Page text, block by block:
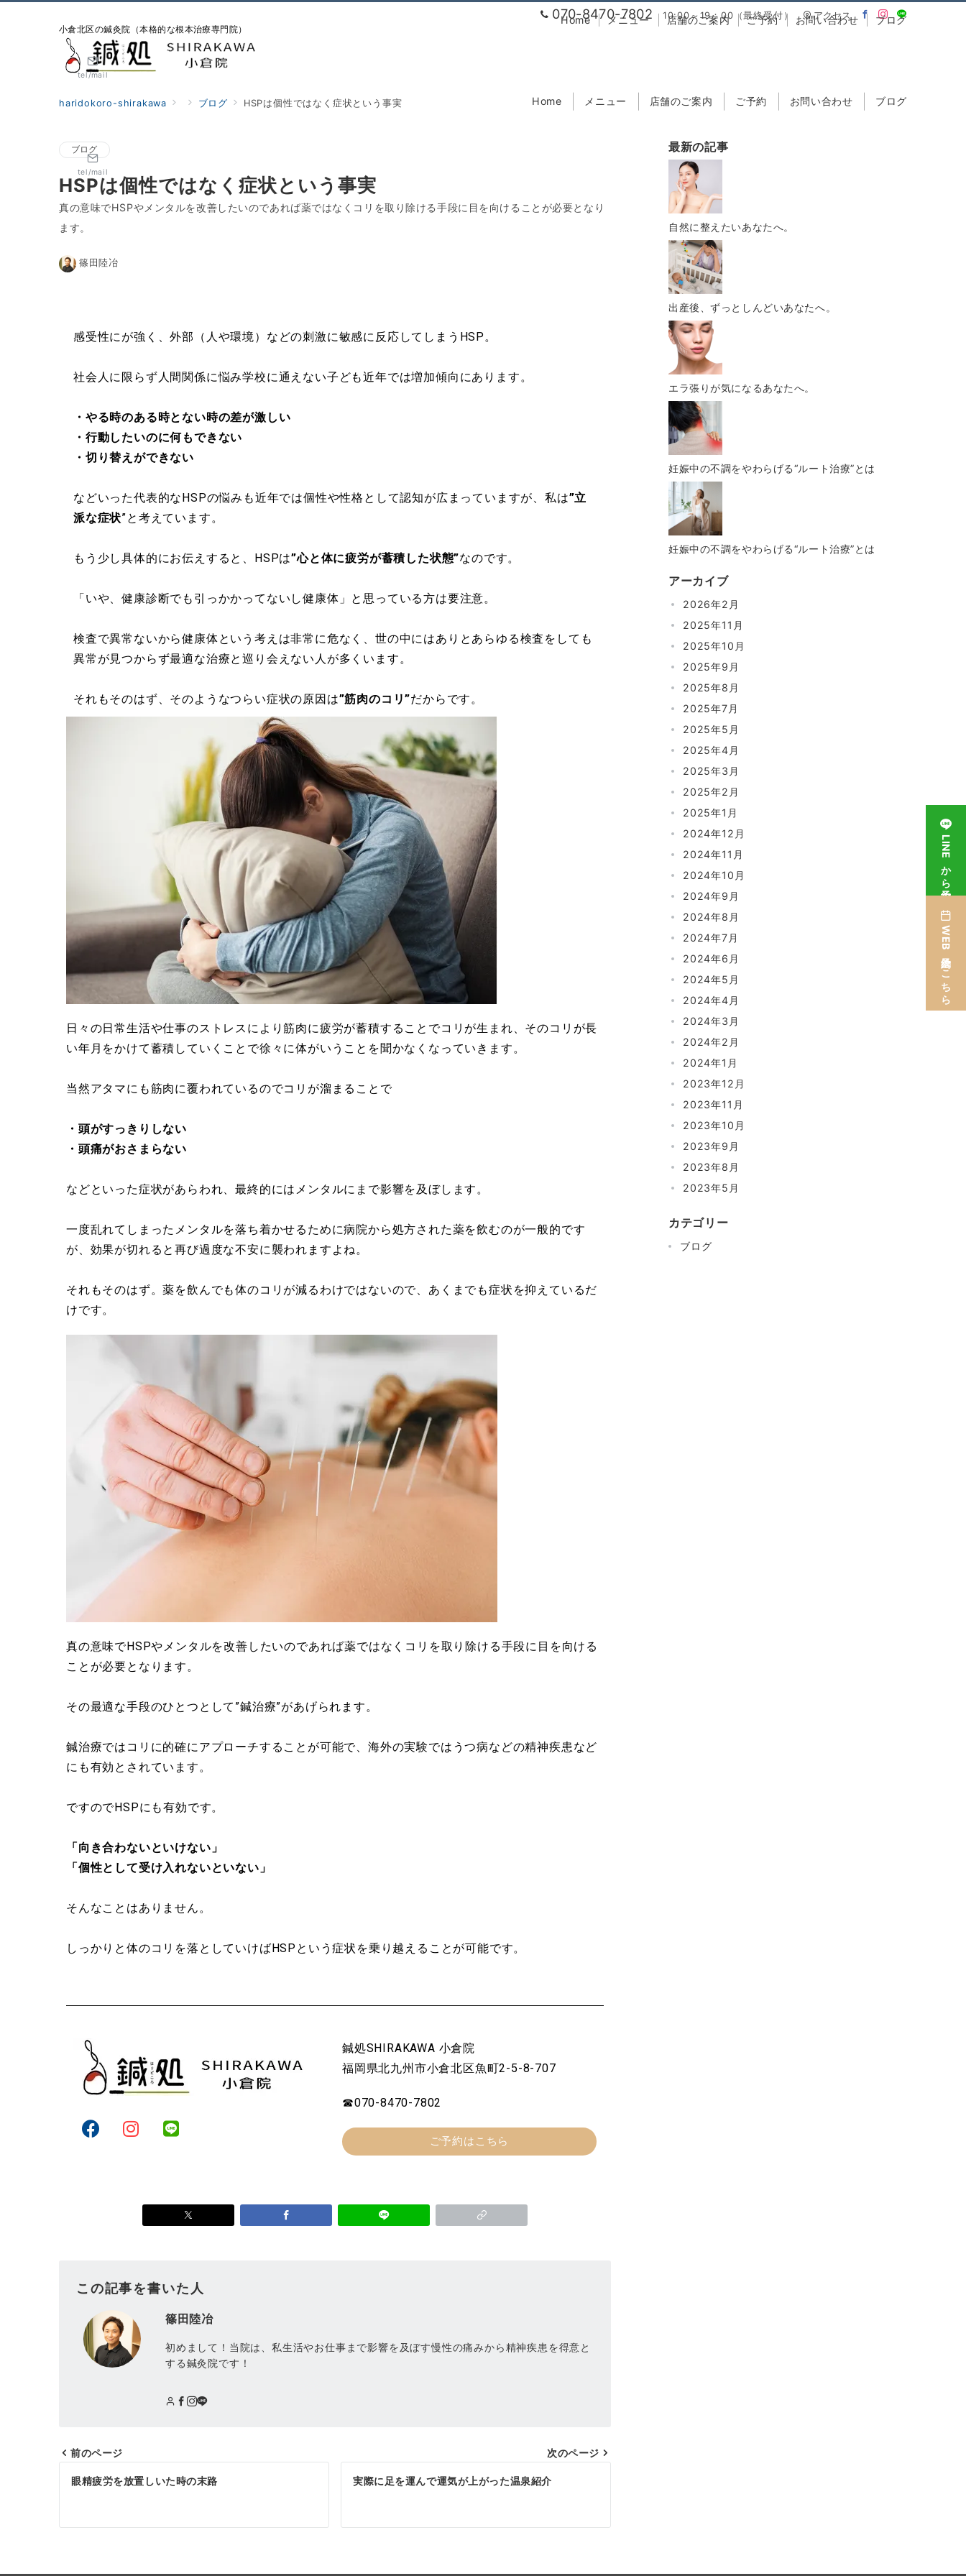
070-8470-7802 10:00～19：00（最終受付） アクセス
小倉北区の鍼灸院（本格的な根本治療専門院）
Home メニュー 店舗のご案内 ご予約 お問い合わせ ブログ
tel/mail
Home メニュー 店舗のご案内 ご予約 お問い合わせ ブログ
tel/mail
haridokoro-shirakawa ブログ HSPは個性ではなく症状という事実
ブログ
HSPは個性ではなく症状という事実
真の意味でHSPやメンタルを改善したいのであれば薬ではなくコリを取り除ける手段に目を向けることが必要となり
ます。
篠田陸冶
感受性にが強く、外部（人や環境）などの刺激に敏感に反応してしまうHSP。
社会人に限らず人間関係に悩み学校に通えない子ども近年では増加傾向にあります。
・やる時のある時とない時の差が激しい
・行動したいのに何もできない
・切り替えができない
などいった代表的なHSPの悩みも近年では個性や性格として認知が広まっていますが、私は”立
派な症状”と考えています。
もう少し具体的にお伝えすると、HSPは”心と体に疲労が蓄積した状態”なのです。
「いや、健康診断でも引っかかってないし健康体」と思っている方は要注意。
検査で異常ないから健康体という考えは非常に危なく、世の中にはありとあらゆる検査をしても
異常が見つからず最適な治療と巡り会えない人が多くいます。
それもそのはず、そのようなつらい症状の原因は”筋肉のコリ”だからです。
日々の日常生活や仕事のストレスにより筋肉に疲労が蓄積することでコリが生まれ、そのコリが長
い年月をかけて蓄積していくことで徐々に体がいうことを聞かなくなっていきます。
当然アタマにも筋肉に覆われているのでコリが溜まることで
・頭がすっきりしない
・頭痛がおさまらない
などといった症状があらわれ、最終的にはメンタルにまで影響を及ぼします。
一度乱れてしまったメンタルを落ち着かせるために病院から処方された薬を飲むのが一般的です
が、効果が切れると再び過度な不安に襲われますよね。
それもそのはず。薬を飲んでも体のコリが減るわけではないので、あくまでも症状を抑えているだ
けです。
真の意味でHSPやメンタルを改善したいのであれば薬ではなくコリを取り除ける手段に目を向ける
ことが必要となります。
その最適な手段のひとつとして”鍼治療”があげられます。
鍼治療ではコリに的確にアプローチすることが可能で、海外の実験ではうつ病などの精神疾患など
にも有効とされています。
ですのでHSPにも有効です。
「向き合わないといけない」
「個性として受け入れないといない」
そんなことはありません。
しっかりと体のコリを落としていけばHSPという症状を乗り越えることが可能です。
鍼処SHIRAKAWA 小倉院
福岡県北九州市小倉北区魚町2-5-8-707
☎070-8470-7802
ご予約はこちら
この記事を書いた人
篠田陸冶
初めまして！当院は、私生活やお仕事まで影響を及ぼす慢性の痛みから精神疾患を得意と
する鍼灸院です！
前のページ
眼精疲労を放置しいた時の末路
次のページ
実際に足を運んで運気が上がった温泉紹介
最新の記事
自然に整えたいあなたへ。
出産後、ずっとしんどいあなたへ。
エラ張りが気になるあなたへ。
妊娠中の不調をやわらげる“ルート治療”とは
妊娠中の不調をやわらげる“ルート治療”とは
アーカイブ
2026年2月
2025年11月
2025年10月
2025年9月
2025年8月
2025年7月
2025年5月
2025年4月
2025年3月
2025年2月
2025年1月
2024年12月
2024年11月
2024年10月
2024年9月
2024年8月
2024年7月
2024年6月
2024年5月
2024年4月
2024年3月
2024年2月
2024年1月
2023年12月
2023年11月
2023年10月
2023年9月
2023年8月
2023年5月
カテゴリー
ブログ
LINEから予約
WEB予約はこちら